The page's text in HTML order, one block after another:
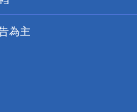
為主